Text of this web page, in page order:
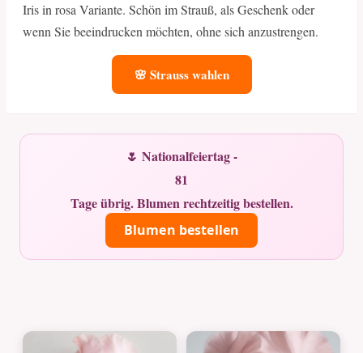
Iris in rosa Variante. Schön im Strauß, als Geschenk oder
wenn Sie beeindrucken möchten, ohne sich anzustrengen.
🌸 Strauss wahlen
🌷 Nationalfeiertag -
81
Tage übrig. Blumen rechtzeitig bestellen.
Blumen bestellen